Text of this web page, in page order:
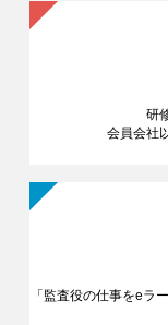
研
会員会社
「監査役の仕事をeラ